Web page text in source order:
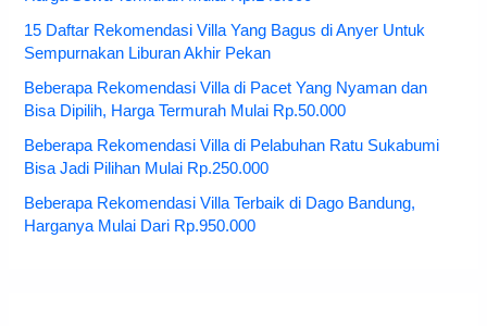
15 Daftar Rekomendasi Villa Yang Bagus di Anyer Untuk
Sempurnakan Liburan Akhir Pekan
Beberapa Rekomendasi Villa di Pacet Yang Nyaman dan
Bisa Dipilih, Harga Termurah Mulai Rp.50.000
Beberapa Rekomendasi Villa di Pelabuhan Ratu Sukabumi
Bisa Jadi Pilihan Mulai Rp.250.000
Beberapa Rekomendasi Villa Terbaik di Dago Bandung,
Harganya Mulai Dari Rp.950.000